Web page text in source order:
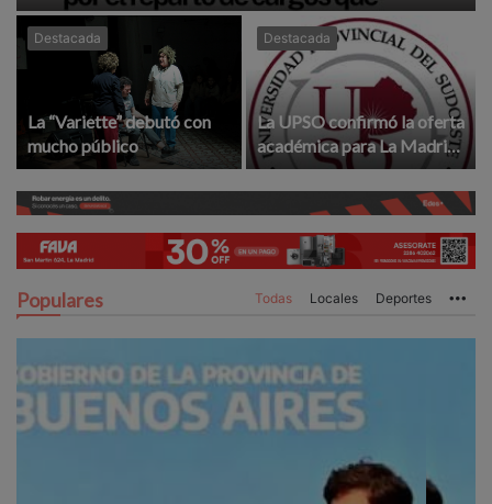
Destacada
La “Variette” debutó con
mucho público
Destacada
La UPSO confirmó la oferta
académica para La Madrid
en el 2027
Populares Todas Locales Deportes